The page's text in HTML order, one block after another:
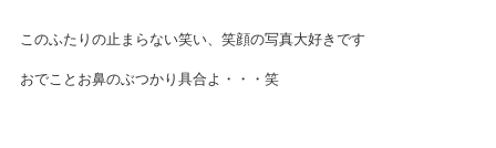
このふたりの止まらない笑い、笑顔の写真大好きです
おでことお鼻のぶつかり具合よ・・・笑